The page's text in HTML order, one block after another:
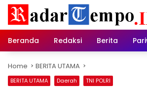
Skip
content
Beranda
Redaksi Berita
Home BERITA UTAMA
BERITA UTAMA Daerah TNI POLRI